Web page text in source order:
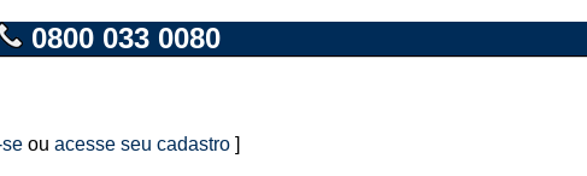
0800 033 0080
ou acesse seu cadastro ]